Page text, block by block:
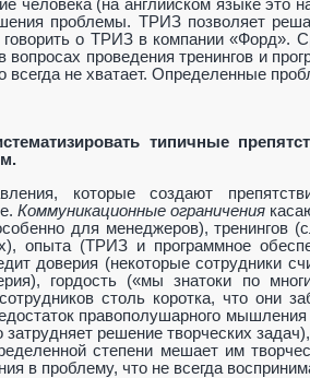
человека (на английском языке это
проблемы. ТРИЗ позволяет
о ТРИЗ в компании «Форд».
проведения тренингов и
не хватает. Определенные
типичные
которые создают
Коммуникационные ограничения
для менеджеров), тренингов
опыта (ТРИЗ и программное
доверия (некоторые сотрудники
гордость («мы знатоки по
столь коротка, что они
правополушарного
решение творческих
степени мешает им
в проблему, что не всегда